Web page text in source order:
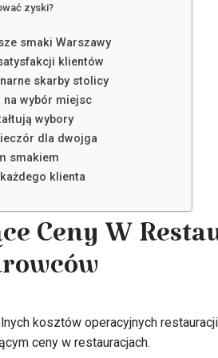
zyski?
smaki Warszawy
klientów
skarby stolicy
na wybór miejsc
wybory
dla dwojga
smakiem
klienta
Ceny W
kosztów operacyjnych
ceny w restauracjach.